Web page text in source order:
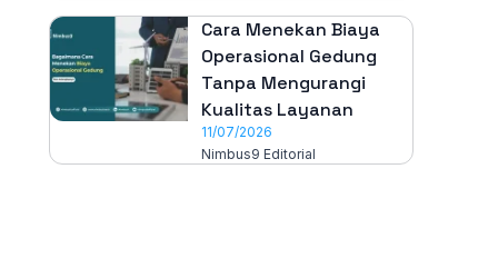
Cara Menekan Biaya
Operasional Gedung
Tanpa Mengurangi
Kualitas Layanan
11/07/2026
Nimbus9 Editorial